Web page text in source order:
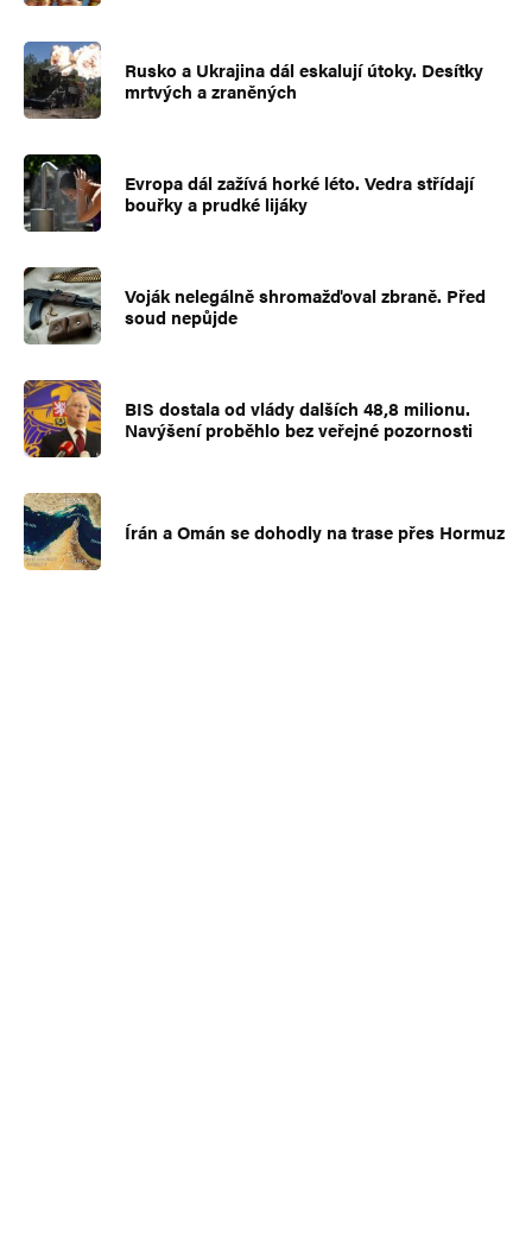
Rusko a Ukrajina dál eskalují útoky. Desítky
mrtvých a zraněných
Evropa dál zažívá horké léto. Vedra střídají
bouřky a prudké lijáky
Voják nelegálně shromažďoval zbraně. Před
soud nepůjde
BIS dostala od vlády dalších 48,8 milionu.
Navýšení proběhlo bez veřejné pozornosti
Írán a Omán se dohodly na trase přes Hormuz